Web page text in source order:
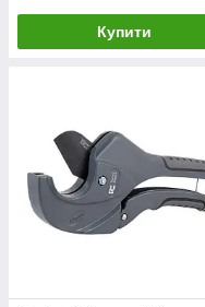
Купити